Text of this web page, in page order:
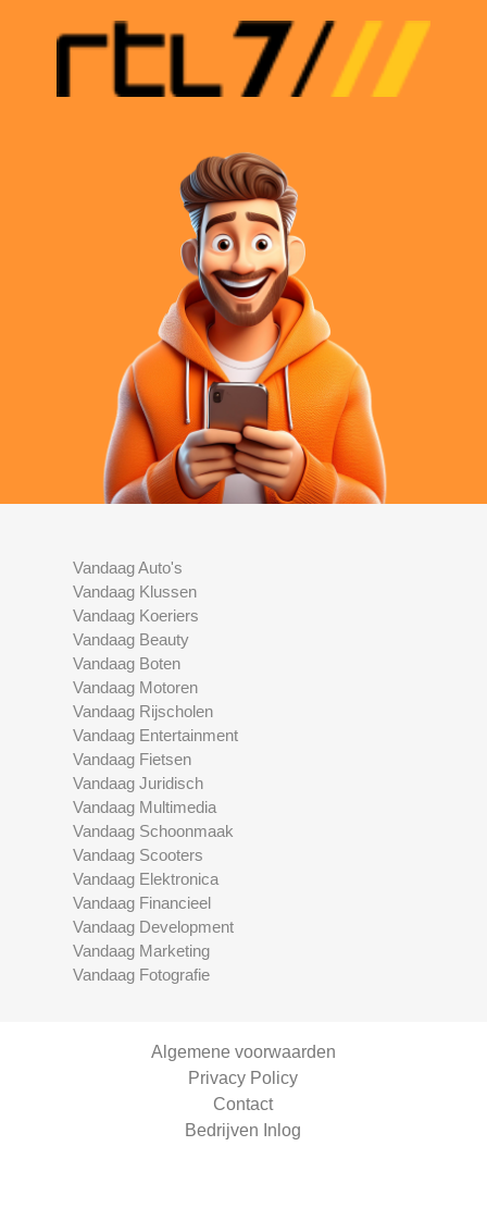
Vandaag Auto's
Vandaag Klussen
Vandaag Koeriers
Vandaag Beauty
Vandaag Boten
Vandaag Motoren
Vandaag Rijscholen
Vandaag Entertainment
Vandaag Fietsen
Vandaag Juridisch
Vandaag Multimedia
Vandaag Schoonmaak
Vandaag Scooters
Vandaag Elektronica
Vandaag Financieel
Vandaag Development
Vandaag Marketing
Vandaag Fotografie
Algemene voorwaarden
Privacy Policy
Contact
Bedrijven Inlog